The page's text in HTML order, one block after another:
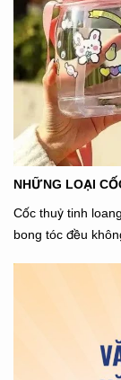
NHỮNG LOẠI
Cốc thuỷ tinh
bong tóc đều